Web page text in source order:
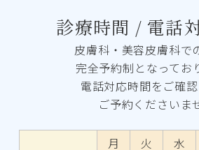
診療時間 / 電話
皮膚科・美容皮膚科で
完全予約制となってお
電話対応時間をご確認
ご予約くださいま
月 火 水